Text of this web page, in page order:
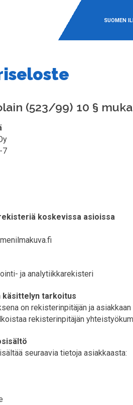
SUOMEN
(523/99) 10 §
7
koskevissa asioissa
ja analytiikkarekisteri
käsittelyn tarkoitus
on rekisterinpitäjän ja
rekisterinpitäjän
seuraavia tietoja asiakkaasta: